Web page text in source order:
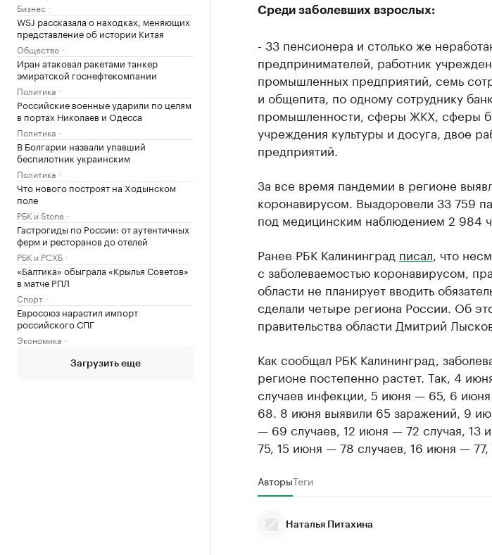
Бизнес
WSJ рассказала о находках, меняющих
представление об истории Китая
Общество
Иран атаковал ракетами танкер
эмиратской госнефтекомпании
Политика
Российские военные ударили по целям
в портах Николаев и Одесса
Политика
В Болгарии назвали упавший
беспилотник украинским
Политика
Что нового построят на Ходынском
поле
РБК и Stone
Гастрогиды по России: от аутентичных
ферм и ресторанов до отелей
РБК и РСХБ
«Балтика» обыграла «Крылья Советов»
в матче РПЛ
Спорт
Евросоюз нарастил импорт
российского СПГ
Экономика
Загрузить еще
Среди заболевших взрослых:
- 33 пенсионера и столько же
предпринимателей, работник
промышленных предприятий, семь
и общепита, по одному сотруднику
промышленности, сферы ЖКХ, сферы
учреждения культуры и досуга, двое
предприятий.
За все время пандемии в регионе
коронавирусом. Выздоровели 33 759
под медицинским наблюдением 2 984
Ранее РБК Калининград писал , что
с заболеваемостью коронавирусом,
области не планирует вводить
сделали четыре региона России. Об
правительства области Дмитрий
Как сообщал РБК Калининград,
регионе постепенно растет. Так, 4
случаев инфекции, 5 июня — 65, 6
68. 8 июня выявили 65 заражений, 9
— 69 случаев, 12 июня — 72 случая,
75, 15 июня — 78 случаев, 16 июня —
АвторыТеги
Наталья Питахина